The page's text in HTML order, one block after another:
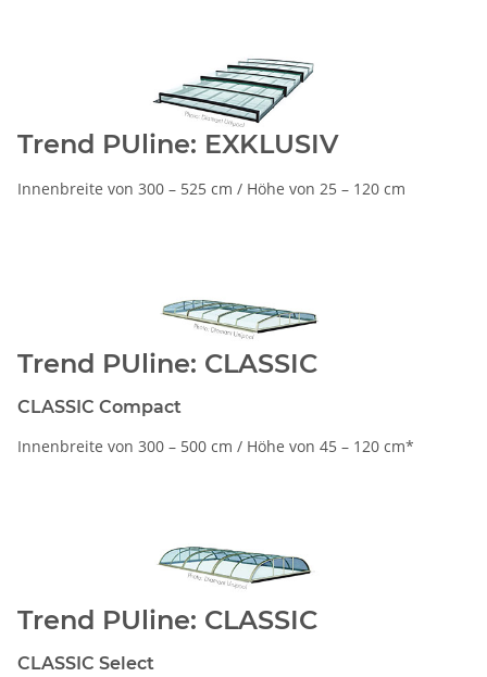
Trend PUline: EXKLUSIV
Innenbreite von 300 – 525 cm / Höhe von 25 – 120 cm
Trend PUline: CLASSIC
CLASSIC Compact
Innenbreite von 300 – 500 cm / Höhe von 45 – 120 cm*
Trend PUline: CLASSIC
CLASSIC Select